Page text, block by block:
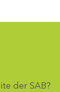
der SAB?